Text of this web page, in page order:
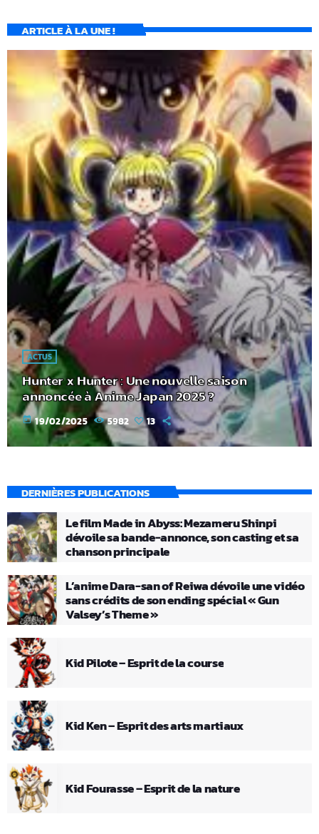
ARTICLE À LA UNE !
ACTUS
Hunter x Hunter : Une nouvelle saison
annoncée à Anime Japan 2025 ?
today 19/02/2025 5982 13
DERNIÈRES PUBLICATIONS
Le film Made in Abyss: Mezameru Shinpi
dévoile sa bande-annonce, son casting et sa
chanson principale
L’anime Dara-san of Reiwa dévoile une vidéo
sans crédits de son ending spécial « Gun
Valsey’s Theme »
Kid Pilote – Esprit de la course
Kid Ken – Esprit des arts martiaux
Kid Fourasse – Esprit de la nature